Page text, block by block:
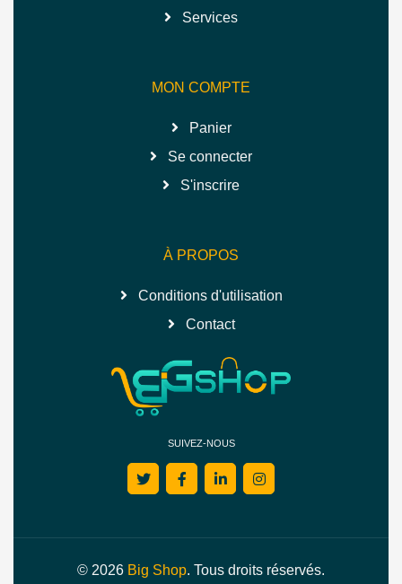
Services
MON COMPTE
Panier
Se connecter
S'inscrire
À PROPOS
Conditions d'utilisation
Contact
SUIVEZ-NOUS
© 2026 Big Shop. Tous droits réservés.